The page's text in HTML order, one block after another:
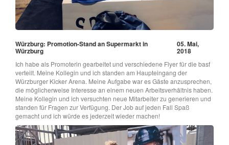
Würzburg: Promotion-Stand an Supermarkt in
Würzburg
05. Mai,
2018
Ich habe als Promoterin gearbeitet und verschiedene Flyer für die basf
verteilt. Meine Kollegin und ich standen am Haupteingang der
Würzburger Kicker Arena. Meine Aufgabe war es Gäste anzusprechen,
die möglicherweise Interesse an einem neuen Arbeitsverhältnis haben.
Meine Kollegin und ich versuchten neue Mitarbeiter zu generieren und
standen für Fragen zur Verfügung. Der Job auf jeden Fall Spaß
gemacht und ich würde es jederzeit wieder machen!